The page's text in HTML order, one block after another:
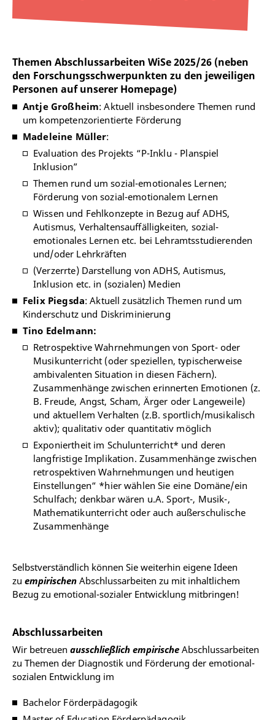
Themen Abschlussarbeiten WiSe 2025/26 (neben
den Forschungsschwerpunkten zu den jeweiligen
Personen auf unserer Homepage)
Antje Großheim: Aktuell insbesondere Themen rund
um kompetenzorientierte Förderung
Madeleine Müller:
Evaluation des Projekts “P-Inklu - Planspiel
Inklusion”
Themen rund um sozial-emotionales Lernen;
Förderung von sozial-emotionalem Lernen
Wissen und Fehlkonzepte in Bezug auf ADHS,
Autismus, Verhaltensauffälligkeiten, sozial-
emotionales Lernen etc. bei Lehramtsstudierenden
und/oder Lehrkräften
(Verzerrte) Darstellung von ADHS, Autismus,
Inklusion etc. in (sozialen) Medien
Felix Piegsda: Aktuell zusätzlich Themen rund um
Kinderschutz und Diskriminierung
Tino Edelmann:
Retrospektive Wahrnehmungen von Sport- oder
Musikunterricht (oder speziellen, typischerweise
ambivalenten Situation in diesen Fächern).
Zusammenhänge zwischen erinnerten Emotionen (z.
B. Freude, Angst, Scham, Ärger oder Langeweile)
und aktuellem Verhalten (z.B. sportlich/musikalisch
aktiv); qualitativ oder quantitativ möglich
Exponiertheit im Schulunterricht* und deren
langfristige Implikation. Zusammenhänge zwischen
retrospektiven Wahrnehmungen und heutigen
Einstellungen“ *hier wählen Sie eine Domäne/ein
Schulfach; denkbar wären u.A. Sport-, Musik-,
Mathematikunterricht oder auch außerschulische
Zusammenhänge
Selbstverständlich können Sie weiterhin eigene Ideen
zu empirischen Abschlussarbeiten zu mit inhaltlichem
Bezug zu emotional-sozialer Entwicklung mitbringen!
Abschlussarbeiten
Wir betreuen ausschließlich empirische Abschlussarbeiten
zu Themen der Diagnostik und Förderung der emotional-
sozialen Entwicklung im
Bachelor Förderpädagogik